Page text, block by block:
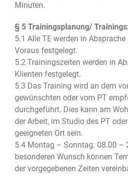
Minuten.
§ 5 Trainingsplanung/
5.1 Alle TE werden in
Voraus festgelegt.
5.2 Trainingszeiten werden in
Klienten festgelegt.
5.3 Das Training wird an dem
gewünschten oder vom PT
durchgeführt. Dies kann am
der Arbeit, im Studio des PT
geeigneten Ort sein.
5.4 Montag – Sonntag: 08.00 –
besonderen Wunsch können
der vorgegebenen Zeiten